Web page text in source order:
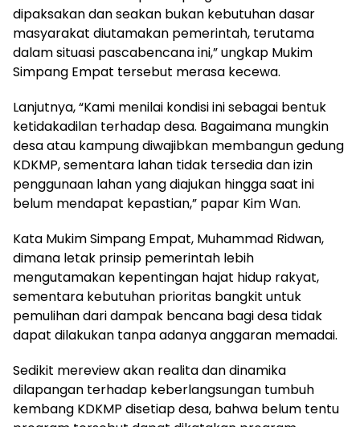
dipaksakan dan seakan bukan kebutuhan dasar
masyarakat diutamakan pemerintah, terutama
dalam situasi pascabencana ini,” ungkap Mukim
Simpang Empat tersebut merasa kecewa.
Lanjutnya, “Kami menilai kondisi ini sebagai bentuk
ketidakadilan terhadap desa. Bagaimana mungkin
desa atau kampung diwajibkan membangun gedung
KDKMP, sementara lahan tidak tersedia dan izin
penggunaan lahan yang diajukan hingga saat ini
belum mendapat kepastian,” papar Kim Wan.
Kata Mukim Simpang Empat, Muhammad Ridwan,
dimana letak prinsip pemerintah lebih
mengutamakan kepentingan hajat hidup rakyat,
sementara kebutuhan prioritas bangkit untuk
pemulihan dari dampak bencana bagi desa tidak
dapat dilakukan tanpa adanya anggaran memadai.
Sedikit mereview akan realita dan dinamika
dilapangan terhadap keberlangsungan tumbuh
kembang KDKMP disetiap desa, bahwa belum tentu